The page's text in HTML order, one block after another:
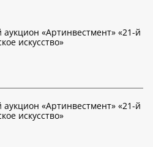
«Артинвестмент» «21-й
искусство»
«Артинвестмент» «21-й
искусство»